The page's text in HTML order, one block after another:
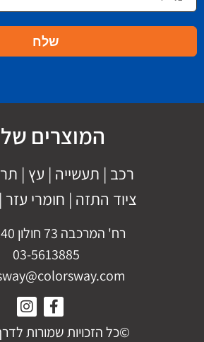
המוצרים
רכב | תעשייה | עץ |
ציוד התזה | חומרי עזר |
רח' המרכבה 73 חולון 5885140
03-5613885
©כל הזכויות שמורות